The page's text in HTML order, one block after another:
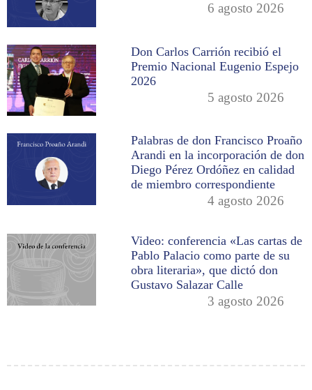
6 agosto 2026
Don Carlos Carrión recibió el
Premio Nacional Eugenio Espejo
2026
5 agosto 2026
Palabras de don Francisco Proaño
Arandi en la incorporación de don
Diego Pérez Ordóñez en calidad
de miembro correspondiente
4 agosto 2026
Video: conferencia «Las cartas de
Pablo Palacio como parte de su
obra literaria», que dictó don
Gustavo Salazar Calle
3 agosto 2026